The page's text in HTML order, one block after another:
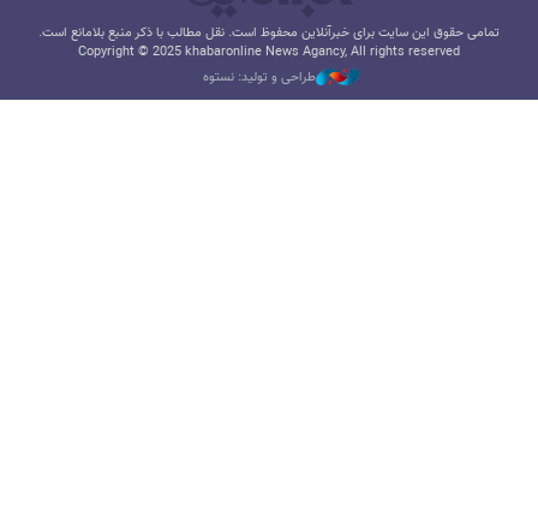
تمامی حقوق این سایت برای خبرآنلاین محفوظ است. نقل مطالب با ذکر منبع بلامانع است.
Copyright © 2025 khabaronline News Agancy, All rights reserved
طراحی و تولید: نستوه